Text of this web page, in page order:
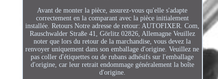
Avant de monter la pièce, assurez-vous qu'elle s'adapte
correctement en la comparant avec la pièce initialement
installée. Retours Notre adresse de retour: AUTOFIXER. Com,
Rauschwalder Straße 41, Görlitz 02826, Allemagne Veuillez
noter que lors du retour de la marchandise, vous devez la
renvoyer uniquement dans son emballage d'origine. Veuillez ne
pas coller d'étiquettes ou de rubans adhésifs sur l'emballage
d'origine, car leur retrait endommage généralement la boîte
d'origine.